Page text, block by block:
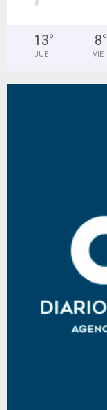
13°
JUE
8°
VIE